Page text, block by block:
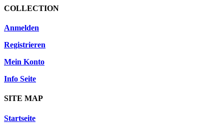
COLLECTION
Anmelden
Registrieren
Mein Konto
Info Seite
SITE MAP
Startseite